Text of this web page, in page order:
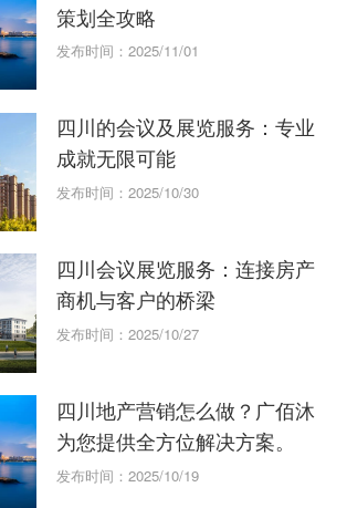
策划全攻略
发布时间：2025/11/01
四川的会议及展览服务：专业
成就无限可能
发布时间：2025/10/30
四川会议展览服务：连接房产
商机与客户的桥梁
发布时间：2025/10/27
四川地产营销怎么做？广佰沐
为您提供全方位解决方案。
发布时间：2025/10/19